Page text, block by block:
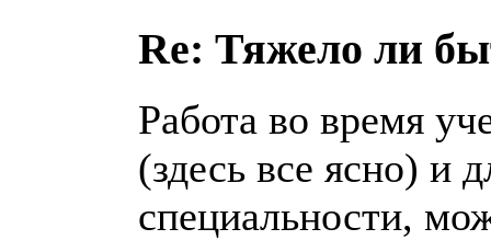
Re: Тяжело ли
Работа во время
(здесь все ясно) и
специальности,